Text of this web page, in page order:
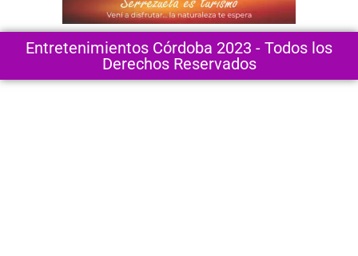
Entretenimientos Córdoba 2023 - Todos los
Derechos Reservados